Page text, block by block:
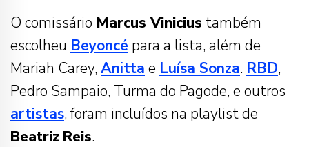
O comissário Marcus Vinicius também
escolheu Beyoncé para a lista, além de
Mariah Carey, Anitta e Luísa Sonza. RBD,
Pedro Sampaio, Turma do Pagode, e outros
artistas, foram incluídos na playlist de
Beatriz Reis.